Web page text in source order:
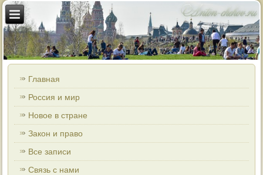
Главная
Россия и мир
Новое в стране
Закон и право
Все записи
Связь с нами